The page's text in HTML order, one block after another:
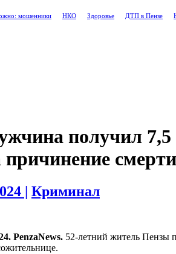
мошенники НКО Здоровье ДТП в Пензе
получил 7,5
| Криминал
PenzaNews. 52-летний житель Пензы